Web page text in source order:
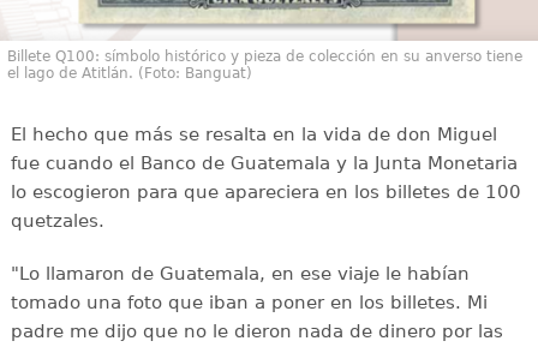
Billete Q100: símbolo histórico y pieza de colección en su anverso tiene
el lago de Atitlán. (Foto: Banguat)
El hecho que más se resalta en la vida de don Miguel
fue cuando el Banco de Guatemala y la Junta Monetaria
lo escogieron para que apareciera en los billetes de 100
quetzales.
"Lo llamaron de Guatemala, en ese viaje le habían
tomado una foto que iban a poner en los billetes. Mi
padre me dijo que no le dieron nada de dinero por las